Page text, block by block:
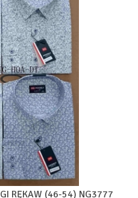
RĘKAW (46-54) NG3777